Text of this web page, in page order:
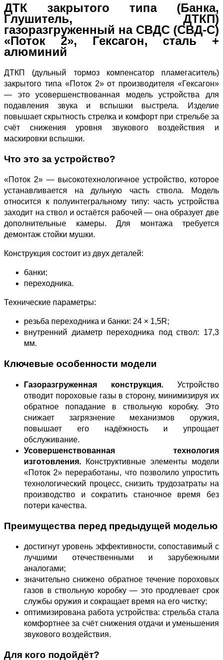
ДТК закрытого типа (Банка,
Глушитель, ДТКП)
газоразгруженный на СВДС (СВД-С)
«Поток 2», Гексагон, сталь +
алюминий
ДТКП (дульный тормоз компенсатор пламегаситель)
закрытого типа «Поток 2» от производителя «Гексагон»
— это усовершенствованная модель устройства для
подавления звука и вспышки выстрела. Изделие
повышает скрытность стрелка и комфорт при стрельбе за
счёт снижения уровня звукового воздействия и
маскировки вспышки.
Что это за устройство?
«Поток 2» — высокотехнологичное устройство, которое
устанавливается на дульную часть ствола. Модель
относится к полуинтегральному типу: часть устройства
заходит на ствол и остаётся рабочей — она образует две
дополнительные камеры. Для монтажа требуется
демонтаж стойки мушки.
Конструкция состоит из двух деталей:
банки;
переходника.
Технические параметры:
резьба переходника и банки: 24 × 1,5R;
внутренний диаметр переходника под ствол: 17,3
мм.
Ключевые особенности модели
Газоразгруженная конструкция. Устройство
отводит пороховые газы в сторону, минимизируя их
обратное попадание в ствольную коробку. Это
снижает загрязнение механизмов оружия,
повышает его надёжность и упрощает
обслуживание.
Усовершенствованная технология
изготовления. Конструктивные элементы модели
«Поток 2» переработаны, что позволило упростить
технологический процесс, снизить трудозатраты на
производство и сократить станочное время без
потери качества.
Преимущества перед предыдущей моделью
достигнут уровень эффективности, сопоставимый с
лучшими отечественными и зарубежными
аналогами;
значительно снижено обратное течение пороховых
газов в ствольную коробку — это продлевает срок
службы оружия и сокращает время на его чистку;
оптимизирована работа устройства: стрельба стала
комфортнее за счёт снижения отдачи и уменьшения
звукового воздействия.
Для кого подойдёт?